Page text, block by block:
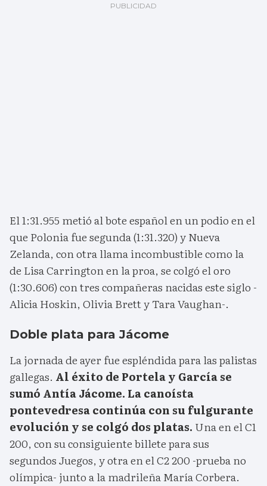
El 1:31.955 metió al bote español en un podio en el
que Polonia fue segunda (1:31.320) y Nueva
Zelanda, con otra llama incombustible como la
de Lisa Carrington en la proa, se colgó el oro
(1:30.606) con tres compañeras nacidas este siglo -
Alicia Hoskin, Olivia Brett y Tara Vaughan-.
Doble plata para Jácome
La jornada de ayer fue espléndida para las palistas
gallegas. Al éxito de Portela y García se
sumó Antía Jácome. La canoísta
pontevedresa continúa con su fulgurante
evolución y se colgó dos platas. Una en el C1
200, con su consiguiente billete para sus
segundos Juegos, y otra en el C2 200 -prueba no
olímpica- junto a la madrileña María Corbera.